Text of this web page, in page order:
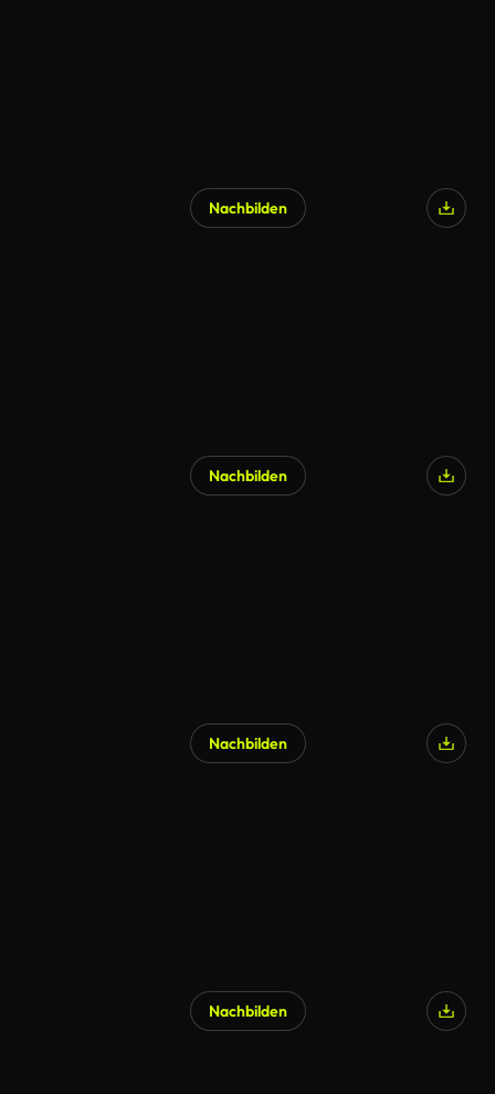
Nachbilden
Nachbilden
Nachbilden
Nachbilden